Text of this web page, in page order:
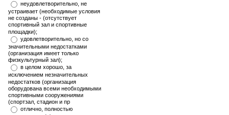
неудовлетворительно, не
устраивает (необходимые условия
не созданы - (отсутствует
спортивный зал и спортивные
площадки);
удовлетворительно, но со
значительными недостатками
(организация имеет только
физкультурный зал);
в целом хорошо, за
исключением незначительных
недостатков (организация
оборудована всеми необходимыми
спортивными сооружениями
(спортзал, стадион и пр
отлично, полностью